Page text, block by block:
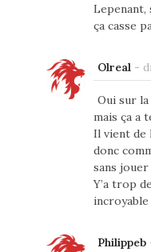
Lepenant,
ça casse
Olreal -
Oui sur
mais ça a
Il vient de
donc
sans jouer
Y’a trop
Philippeb